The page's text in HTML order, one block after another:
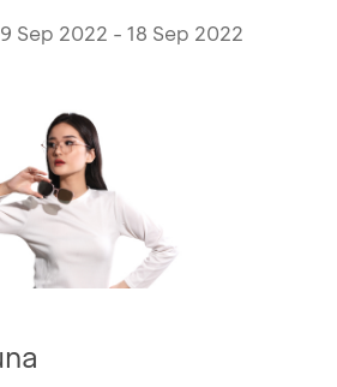
Sep 2022 - 18 Sep 2022